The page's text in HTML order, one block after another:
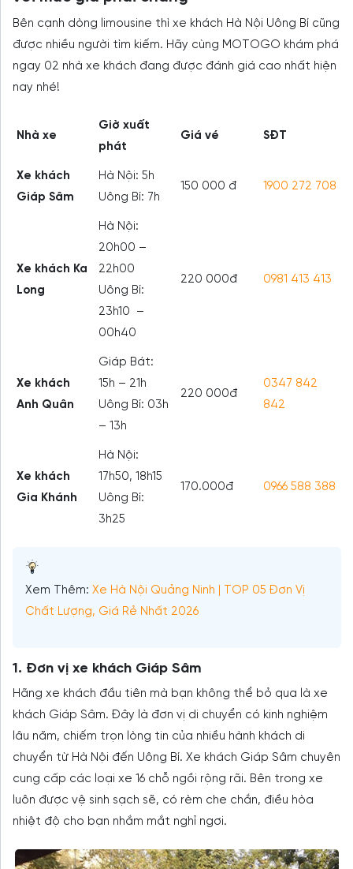
Bên cạnh dòng limousine thì xe khách Hà Nội Uông Bí cũng
được nhiều người tìm kiếm. Hãy cùng MOTOGO khám phá
ngay 02 nhà xe khách đang được đánh giá cao nhất hiện
nay nhé!
Nhà xe
Giờ xuất
phát
Giá vé SĐT
Xe khách
Giáp Sâm
Hà Nội: 5h
Uông Bí: 7h
150 000 đ 1900 272 708
Xe khách Ka
Long
Hà Nội:
20h00 –
22h00
Uông Bí:
23h10 –
00h40
220 000đ 0981 413 413
Xe khách
Anh Quân
Giáp Bát:
15h – 21h
Uông Bí: 03h
– 13h
220 000đ
0347 842
842
Xe khách
Gia Khánh
Hà Nội:
17h50, 18h15
Uông Bí:
3h25
170.000đ 0966 588 388
Xem Thêm: Xe Hà Nội Quảng Ninh | TOP 05 Đơn Vị
Chất Lượng, Giá Rẻ Nhất 2026
1. Đơn vị xe khách Giáp Sâm
Hãng xe khách đầu tiên mà bạn không thể bỏ qua là xe
khách Giáp Sâm. Đây là đơn vị di chuyển có kinh nghiệm
lâu năm, chiếm trọn lòng tin của nhiều hành khách di
chuyển từ Hà Nội đến Uông Bí. Xe khách Giáp Sâm chuyên
cung cấp các loại xe 16 chỗ ngồi rộng rãi. Bên trong xe
luôn được vệ sinh sạch sẽ, có rèm che chắn, điều hòa
nhiệt độ cho bạn nhắm mắt nghỉ ngơi.